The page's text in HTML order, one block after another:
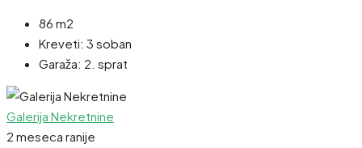
86 m2
Kreveti: 3 soban
Garaža: 2. sprat
Galerija Nekretnine
2 meseca ranije